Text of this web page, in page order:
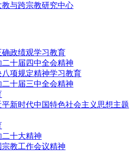
与跨宗教研究中心
政绩观学习教育
十届四中全会精神
项规定精神学习教育
十届三中全会精神
新时代中国特色社会主义思想主题
十大精神
教工作会议精神